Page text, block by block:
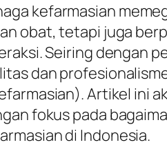
kefarmasian
obat, tetapi juga
Seiring dengan
dan
Artikel ini
fokus pada
di Indonesia.